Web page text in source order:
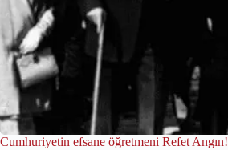
Cumhuriyetin efsane öğretmeni Refet Angın!